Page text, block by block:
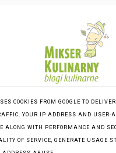
COOKIES FROM GOOGLE TO
YOUR IP ADDRESS AND USER-
ALONG WITH PERFORMANCE AND
OF SERVICE, GENERATE USAGE